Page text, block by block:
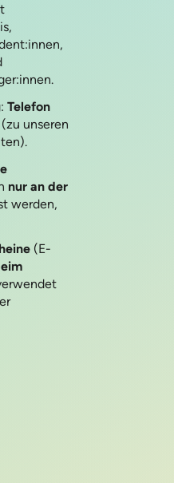
Telefon
(zu unseren
nur an der
werden,
(E-